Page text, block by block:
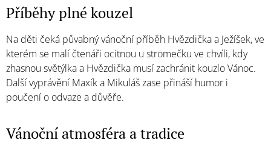
Příběhy plné kouzel
Na děti čeká půvabný vánoční příběh Hvězdička a Ježíšek, ve
kterém se malí čtenáři ocitnou u stromečku ve chvíli, kdy
zhasnou světýlka a Hvězdička musí zachránit kouzlo Vánoc.
Další vyprávění Maxík a Mikuláš zase přináší humor i
poučení o odvaze a důvěře.
Vánoční atmosféra a tradice